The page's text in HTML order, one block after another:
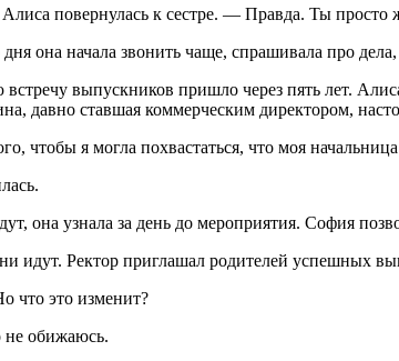
повернулась к сестре. — Правда. Ты
она начала звонить чаще, спрашивала про
выпускников пришло через пять лет.
давно ставшая коммерческим директором,
чтобы я могла похвастаться, что моя
она узнала за день до мероприятия. София
идут. Ректор приглашал родителей успешных
что это изменит?
обижаюсь.